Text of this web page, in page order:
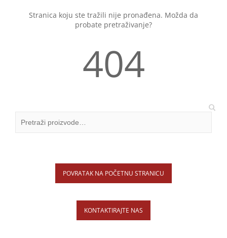
Stranica koju ste tražili nije pronađena. Možda da
probate pretraživanje?
404
POVRATAK NA POČETNU STRANICU
KONTAKTIRAJTE NAS